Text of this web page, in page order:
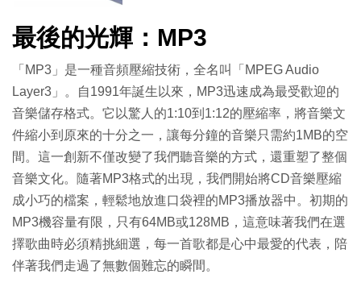
最後的光輝：MP3
「MP3」是一種音頻壓縮技術，全名叫「MPEG Audio
Layer3」。自1991年誕生以來，MP3迅速成為最受歡迎的
音樂儲存格式。它以驚人的1:10到1:12的壓縮率，將音樂文
件縮小到原來的十分之一，讓每分鐘的音樂只需約1MB的空
間。這一創新不僅改變了我們聽音樂的方式，還重塑了整個
音樂文化。隨著MP3格式的出現，我們開始將CD音樂壓縮
成小巧的檔案，輕鬆地放進口袋裡的MP3播放器中。初期的
MP3機容量有限，只有64MB或128MB，這意味著我們在選
擇歌曲時必須精挑細選，每一首歌都是心中最愛的代表，陪
伴著我們走過了無數個難忘的瞬間。